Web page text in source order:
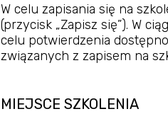
W celu zapisania się na
(przycisk „Zapisz się”). W
celu potwierdzenia
związanych z zapisem na
MIEJSCE SZKOLENIA